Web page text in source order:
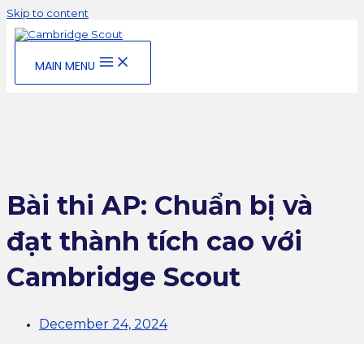
Skip to content
MAIN MENU
Bài thi AP: Chuẩn bị và
đạt thành tích cao với
Cambridge Scout
December 24, 2024